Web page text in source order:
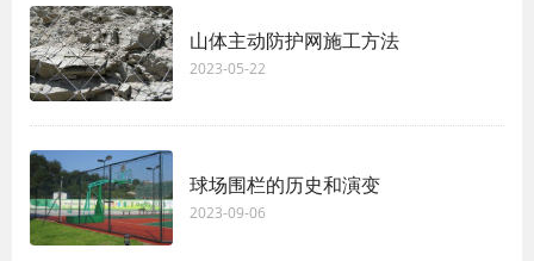
山体主动防护网施工方法
2023-05-22
球场围栏的历史和演变
2023-09-06